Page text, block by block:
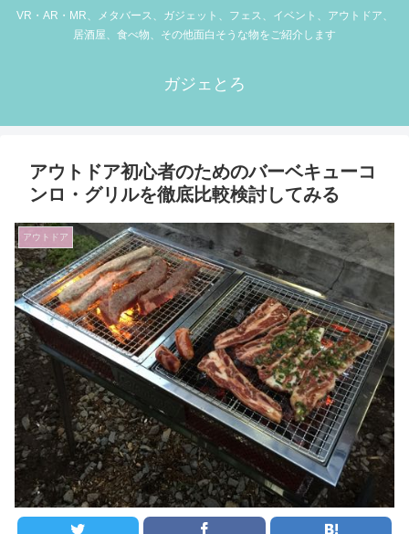
VR・AR・MR、メタバース、ガジェット、フェス、イベント、アウトドア、
居酒屋、食べ物、その他面白そうな物をご紹介します
ガジェとろ
アウトドア初心者のためのバーベキューコ
ンロ・グリルを徹底比較検討してみる
アウトドア